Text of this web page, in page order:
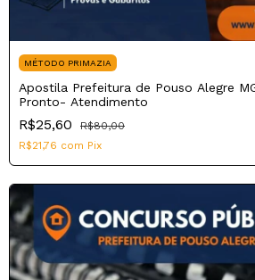
MÉTODO PRIMAZIA
Apostila Prefeitura de Pouso Alegre
Pronto- Atendimento
R$25,60
R$80,00
R$21,76 com Pix